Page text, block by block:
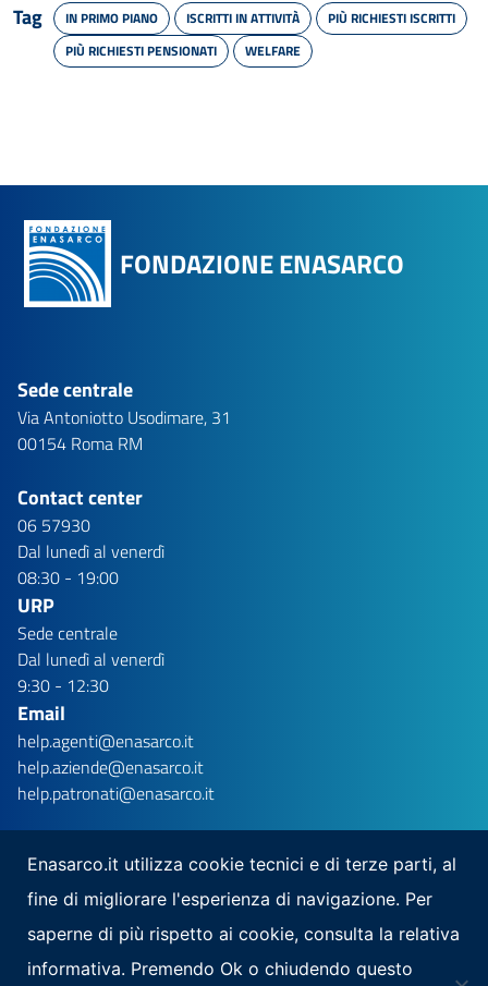
Tag IN PRIMO PIANO ISCRITTI IN ATTIVITÀ
PIÙ RICHIESTI ISCRITTI
PIÙ RICHIESTI PENSIONATI
WELFARE
FONDAZIONE ENASARCO
Sede centrale
Via Antoniotto Usodimare, 31
00154 Roma RM
Contact center
06 57930
Dal lunedì al venerdì
08:30 - 19:00
URP
Sede centrale
Dal lunedì al venerdì
9:30 - 12:30
Email
help.agenti@enasarco.it
help.aziende@enasarco.it
help.patronati@enasarco.it
Scarica la nostra app per mobile
Enasarco.it utilizza cookie tecnici e di terze parti, al
fine di migliorare l'esperienza di navigazione. Per
saperne di più rispetto ai cookie, consulta la relativa
informativa. Premendo Ok o chiudendo questo